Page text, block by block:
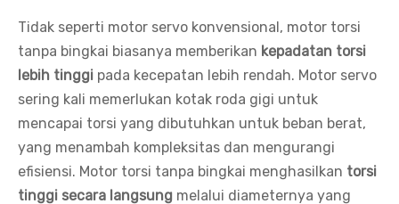
Tidak seperti motor servo konvensional, motor torsi
tanpa bingkai biasanya memberikan kepadatan torsi
lebih tinggi pada kecepatan lebih rendah. Motor servo
sering kali memerlukan kotak roda gigi untuk
mencapai torsi yang dibutuhkan untuk beban berat,
yang menambah kompleksitas dan mengurangi
efisiensi. Motor torsi tanpa bingkai menghasilkan torsi
tinggi secara langsung melalui diameternya yang